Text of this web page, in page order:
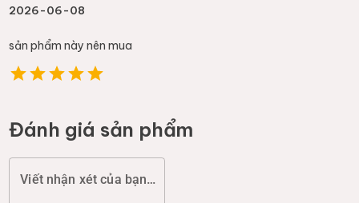
2026-06-08
sản phẩm này nên mua
Đánh giá sản phẩm
Viết nhận xét của bạn (chất lượng, đóng gói, giao hàng...)